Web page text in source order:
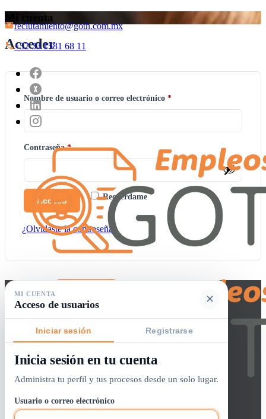
reclutamiento@goth.com.mx
+52 33 1581 68 11
Mi cuenta
Acceder
Nombre de usuario o correo electrónico *Obligatorio
Contraseña*Obligatorio
Recuérdame
Acceso
¿Olvidaste la contraseña?
MI CUENTA
Acceso de usuarios ✕
Iniciar sesión Registrarse
Inicia sesión en tu cuenta
Administra tu perfil y tus procesos desde un solo lugar.
Usuario o correo electrónico
Buscador de empleos
Iniciar sesión / crear cuenta